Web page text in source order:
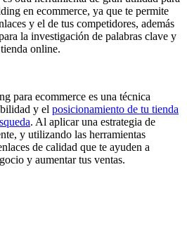
en ecommerce, ya que te permite
y el de tus competidores, además
la investigación de palabras clave y
online.
para ecommerce es una técnica
y el posicionamiento de tu tienda
. Al aplicar una estrategia de
y utilizando las herramientas
de calidad que te ayuden a
y aumentar tus ventas.